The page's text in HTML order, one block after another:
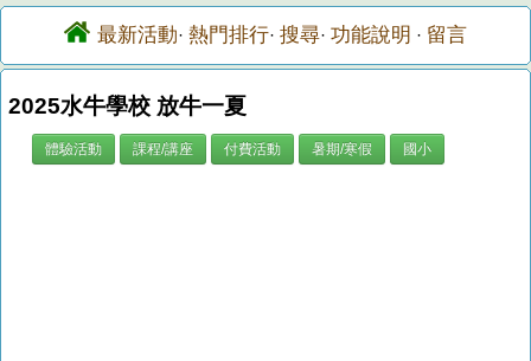
最新活動· 熱門排行· 搜尋· 功能說明 · 留言
2025水牛學校 放牛一夏
體驗活動 課程/講座 付費活動 暑期/寒假 國小